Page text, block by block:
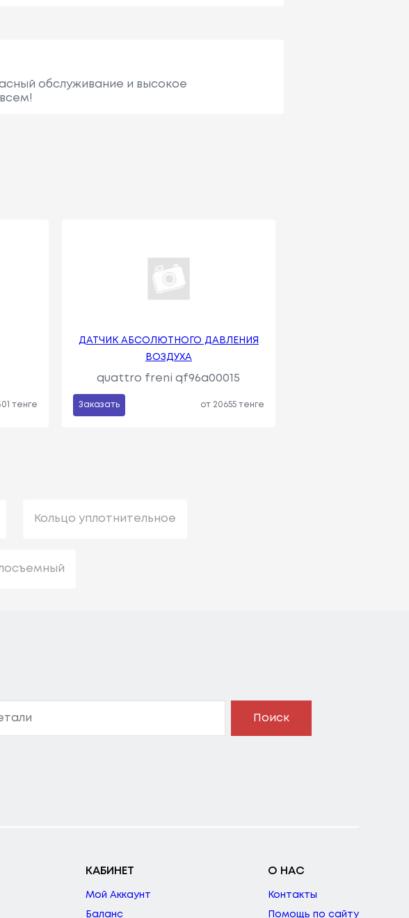
обслуживание и высокое
тенге
ДАТЧИК АБСОЛЮТНОГО ДАВЛЕНИЯ
ВОЗДУХА
quattro freni qf96a00015
Заказать от 20655 тенге
Кольцо уплотнительное
Поиск
КАБИНЕТ
Мой Аккаунт
Баланс
О НАС
Контакты
Помощь по сайту